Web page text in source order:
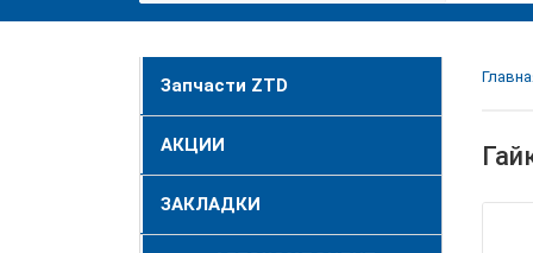
Запчасти ZTD
АКЦИИ
ЗАКЛАДКИ